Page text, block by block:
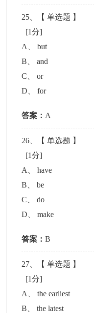
25 、【单选题 】
[1分]
A
、but
B 、and
C 、or
D 、for
答案： A
26 、【单选题 】
[1分]
A
、have
B 、be
C 、do
D 、make
答案：B
27 、【单选题 】
[1分]
A
、the earliest
B 、the latest